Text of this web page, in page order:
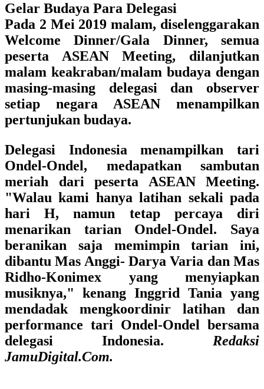
Gelar Budaya Para Delegasi
Pada 2 Mei 2019 malam, diselenggarakan
Welcome Dinner/Gala Dinner, semua
peserta ASEAN Meeting, dilanjutkan
malam keakraban/malam budaya dengan
masing-masing delegasi dan observer
setiap negara ASEAN menampilkan
pertunjukan budaya.
Delegasi Indonesia menampilkan tari
Ondel-Ondel, medapatkan sambutan
meriah dari peserta ASEAN Meeting.
"Walau kami hanya latihan sekali pada
hari H, namun tetap percaya diri
menarikan tarian Ondel-Ondel. Saya
beranikan saja memimpin tarian ini,
dibantu Mas Anggi- Darya Varia dan Mas
Ridho-Konimex yang menyiapkan
musiknya," kenang Inggrid Tania yang
mendadak mengkoordinir latihan dan
performance tari Ondel-Ondel bersama
delegasi Indonesia. Redaksi
JamuDigital.Com.